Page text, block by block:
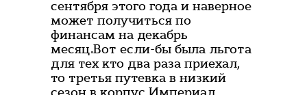
сентября этого года и наверное
может получиться по
финансам на декабрь
месяц.Вот если-бы была льгота
для тех кто два раза приехал,
то третья путевка в низкий